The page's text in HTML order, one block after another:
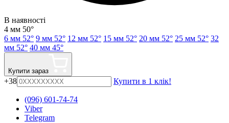
В наявності
4 мм 50°
6 мм 52° 9 мм 52° 12 мм 52° 15 мм 52° 20 мм 52° 25 мм 52° 32
мм 52° 40 мм 45°
Купити зараз
+38 Купити в 1 клік!
(096) 601-74-74
Viber
Telegram